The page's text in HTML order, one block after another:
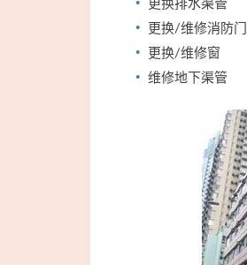
更换/维修消防门
更换/维修窗
维修地下渠管